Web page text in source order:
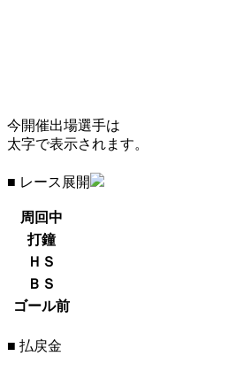
今開催出場選手は
太字で表示されます。
■ レース展開
周回中
打鐘
ＨＳ
ＢＳ
ゴール前
■ 払戻金